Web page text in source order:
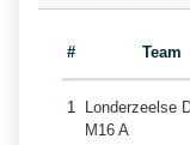
# Team
1
Londerzeelse
M16 A